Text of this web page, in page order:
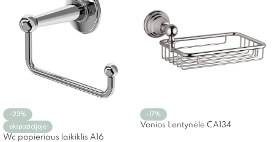
-23%
ekspozicijoje
Wc popieriaus laikiklis A16
-17%
Vonios Lentynėlė CA134